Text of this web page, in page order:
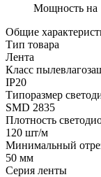
Мощность на
Общие
Тип товара
Лента
Класс
IP20
Типоразмер
SMD 2835
Плотность
120 шт/м
Минимальный
50 мм
Серия ленты